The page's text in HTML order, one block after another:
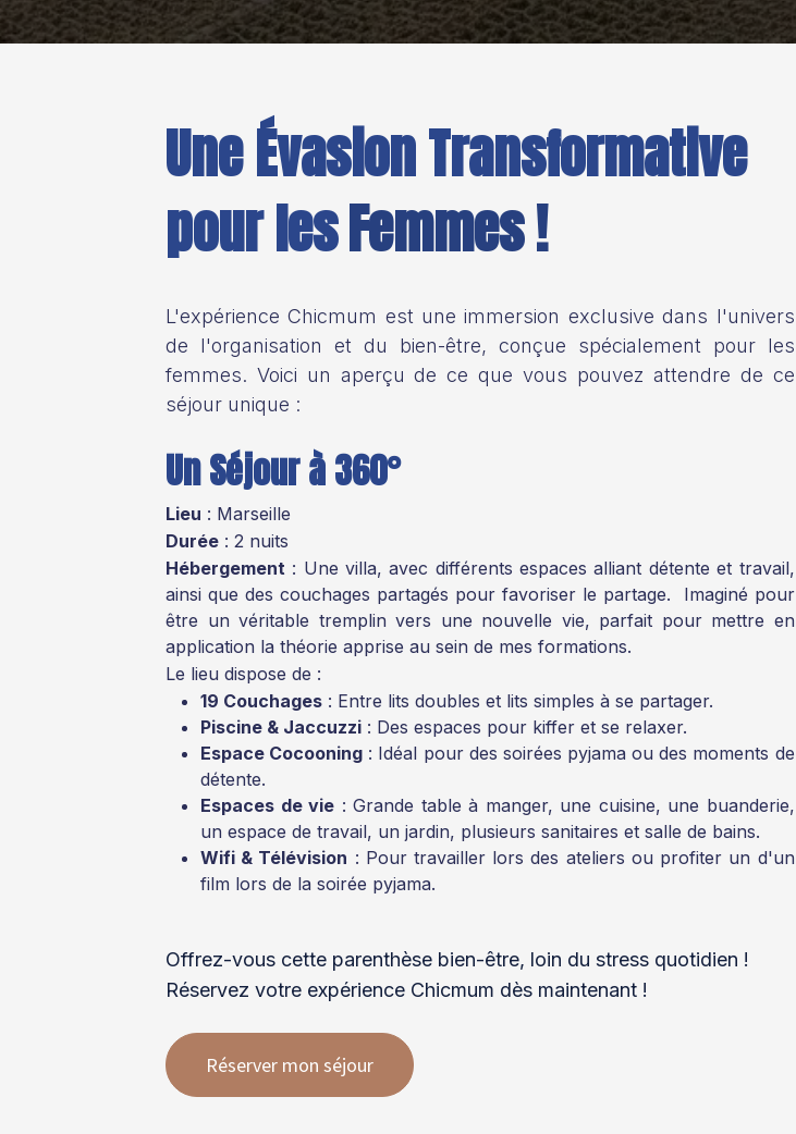
Une Évasion Transformative
pour lesFemmes !
L'expérience Chicmum est une immersion exclusive dans l'univers
de l'organisation et du bien-être, conçue spécialement pour les
femmes. Voici un aperçu de ce que vous pouvez attendre de ce
séjour unique :
Un Séjour à 360°
Lieu : Marseille
Durée : 2 nuits
Hébergement : Une villa, avec différents espaces alliant détente et travail,
ainsi que des couchages partagés pour favoriser le partage. Imaginé pour
être un véritable tremplin vers une nouvelle vie, parfait pour mettre en
application la théorie apprise au sein de mes formations.
Le lieu dispose de :
19 Couchages : Entre lits doubles et lits simples à se partager.
Piscine & Jaccuzzi : Des espaces pour kiffer et se relaxer.
Espace Cocooning : Idéal pour des soirées pyjama ou des moments de
détente.
Espaces de vie : Grande table à manger, une cuisine, une buanderie,
un espace de travail, un jardin, plusieurs sanitaires et salle de bains.
Wifi & Télévision : Pour travailler lors des ateliers ou profiter un d'un
film lors de la soirée pyjama.
Offrez-vous cette parenthèse bien-être, loin du stress quotidien !
Réservez votre expérience Chicmum dès maintenant !
Réserver mon séjour